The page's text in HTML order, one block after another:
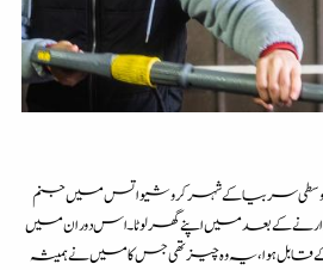
سربیا کے شہرکروشیواتس میں جنم
کے بعد میں اپنے گھر لوٹا۔اس دوران میں
قابل ہوا،یہ وہ چیز تھی جس کا میں نے ہمیشہ